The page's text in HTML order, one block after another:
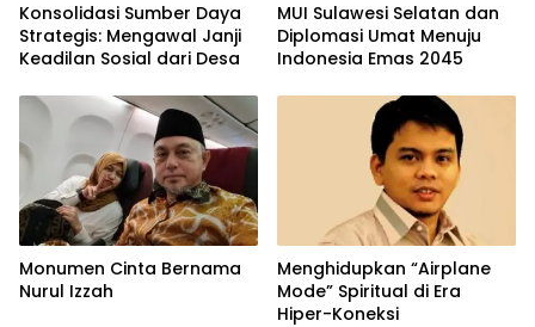
Konsolidasi Sumber Daya
Strategis: Mengawal Janji
Keadilan Sosial dari Desa
MUI Sulawesi Selatan dan
Diplomasi Umat Menuju
Indonesia Emas 2045
Monumen Cinta Bernama
Nurul Izzah
Menghidupkan “Airplane
Mode” Spiritual di Era
Hiper-Koneksi